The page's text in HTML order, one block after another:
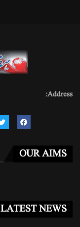
Address:
OUR AIMS
LATEST NEWS